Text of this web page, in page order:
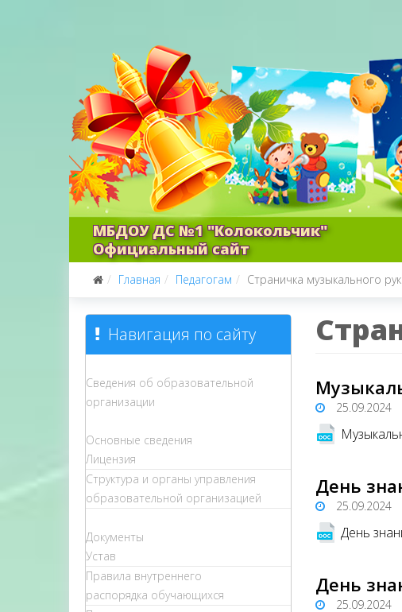
МБДОУ ДС №1 "Колокольчик"
Официальный сайт
Главная Педагогам Страничка музыкального
Навигация по сайту
Сведения об образовательной
организации
Основные сведения
Лицензия
Структура и органы управления
образовательной организацией
Документы
Устав
Правила внутреннего
распорядка обучающихся
25.09.2024
День
25.09.2024
День
День
25.09.2024